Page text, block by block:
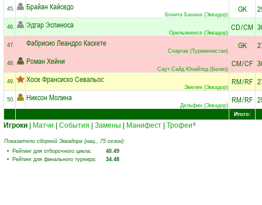
45. Брайан Кайседо
Бонита Банана (Эквадор)
GK
46. Эдгар Эспиноса
Орельяненсе (Эквадор)
CD/CM
47. Фабрисио Леандро Каскете
Спартак (Туркменистан)
GK
48. Роман Хейни
Саут Сайд Юнайтед (Белиз)
CM/CF
49. Хосе Франсиско Севальос
Эмелек (Эквадор)
RM/RF
50. Никсон Молина
Дельфин (Эквадор)
RM/RF
Итого:
Игроки Матчи События Замены Манифест Трофеи 6
Показатели сборной Эквадора (нац., 75 сезон):
• Рейтинг для отборочного цикла:
40.49
• Рейтинг для финального турнира:
34.48